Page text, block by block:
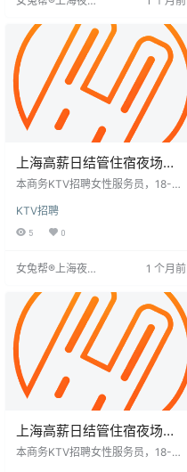
位职责包括酒水配制、服务清洁、
客户沟通、盘点及培训新员工，
上海高薪日结管住宿夜场招
聘服务员零押金无考核龄不
本商务KTV招聘女性服务员，18-30
地域。工作环境高端舒适，聚焦商
务客群，流程高效，无需复杂人际
作时间合理，轻松实现经济独立。
服务即可获得高薪回报。
KTV招聘
5 0
女兔帮®上海夜场
1 个月前
上海高薪日结管住宿夜场招
聘服务员零押金无考核龄不
本商务KTV招聘女性服务员，18-30